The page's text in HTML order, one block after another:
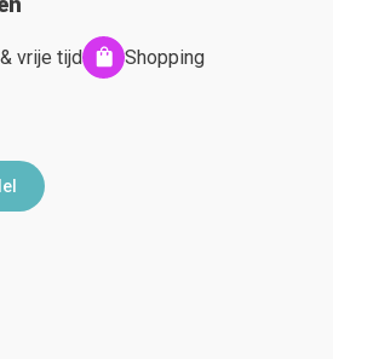
vrije tijd Shopping